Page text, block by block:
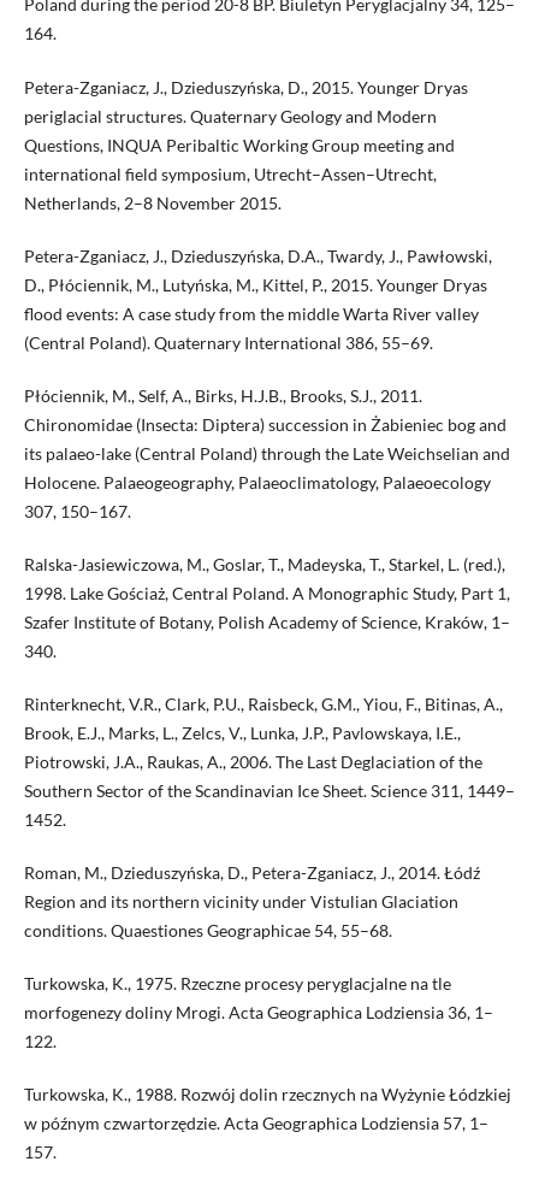
Poland during the period 20-8 BP. Biuletyn Peryglacjalny 34, 125–
164.
Petera-Zganiacz, J., Dzieduszyńska, D., 2015. Younger Dryas
periglacial stru­ctures. Quaternary Geology and Modern
Questions, INQUA Peribaltic Working Group meeting and
international field symposium, Utrecht–As­sen–Utrecht,
Netherlands, 2–8 November 2015.
Petera-Zganiacz, J., Dzieduszyńska, D.A., Twardy, J., Pawłowski,
D., Płócien­nik, M., Lutyńska, M., Kittel, P., 2015. Younger Dryas
flood events: A case study from the middle Warta River valley
(Central Poland). Quaternary International 386, 55–69.
Płóciennik, M., Self, A., Birks, H.J.B., Brooks, S.J., 2011.
Chironomidae (In­secta: Diptera) succession in Żabieniec bog and
its palaeo-lake (Central Poland) through the Late Weichselian and
Holocene. Palaeogeography, Palaeoclimatology, Palaeoecology
307, 150–167.
Ralska-Jasiewiczowa, M., Goslar, T., Madeyska, T., Starkel, L. (red.),
1998. Lake Gościaż, Central Poland. A Monographic Study, Part 1,
Szafer Insti­tute of Botany, Polish Academy of Science, Kraków, 1–
340.
Rinterknecht, V.R., Clark, P.U., Raisbeck, G.M., Yiou, F., Bitinas, A.,
Brook, E.J., Marks, L., Zelcs, V., Lunka, J.P., Pavlowskaya, I.E.,
Piotrowski, J.A., Rau­kas, A., 2006. The Last Deglaciation of the
Southern Sector of the Scandi­navian Ice Sheet. Science 311, 1449–
1452.
Roman, M., Dzieduszyńska, D., Petera-Zganiacz, J., 2014. Łódź
Region and its northern vicinity under Vistulian Glaciation
conditions. Quaestiones Geographicae 54, 55–68.
Turkowska, K., 1975. Rzeczne procesy peryglacjalne na tle
morfogenezy do­liny Mrogi. Acta Geographica Lodziensia 36, 1–
122.
Turkowska, K., 1988. Rozwój dolin rzecznych na Wyżynie Łódzkiej
w późnym czwartorzędzie. Acta Geographica Lodziensia 57, 1–
157.